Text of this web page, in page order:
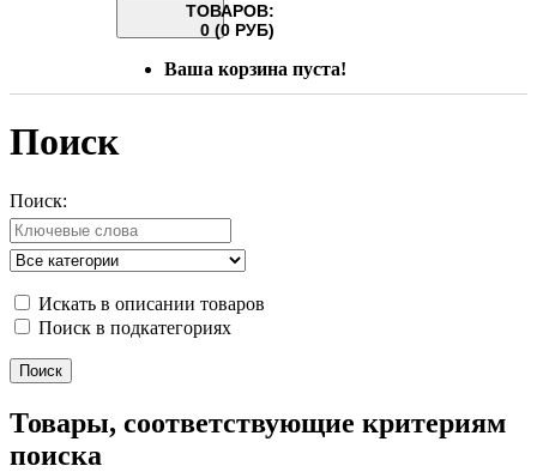
ТОВАРОВ:
0 (0 РУБ)
Ваша корзина пуста!
Поиск
Поиск:
Искать в описании товаров
Поиск в подкатегориях
Товары, соответствующие критериям
поиска